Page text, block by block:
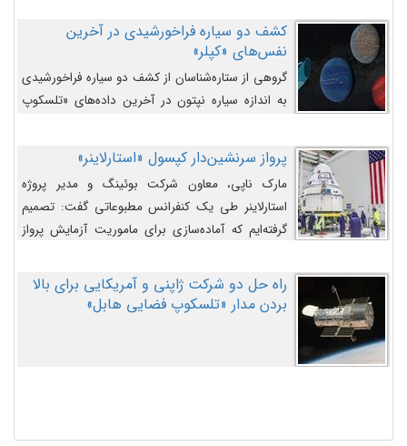
کشف دو سیاره فراخورشیدی در آخرین
نفس‌های «کپلر»
گروهی از ستاره‌شناسان از کشف دو سیاره فراخورشیدی
به اندازه سیاره نپتون در آخرین داده‌های «تلسکوپ
پرواز سرنشین‌دار کپسول «استارلاینر»
مارک ناپی، معاون شرکت بوئینگ و مدیر پروژه
استارلاینر طی یک کنفرانس مطبوعاتی گفت: تصمیم
گرفته‌ایم که آماده‌سازی برای ماموریت آزمایش پرواز
اصلاح کنیم.
راه حل دو شرکت ژاپنی و آمریکایی برای بالا
بردن مدار «تلسکوپ فضایی هابل»